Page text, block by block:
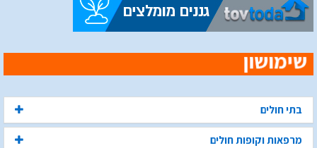
בתי חולים
מרפאות וקופות חולים